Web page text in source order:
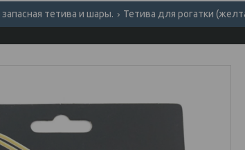
запасная тетива и шары. Тетива для рогатки